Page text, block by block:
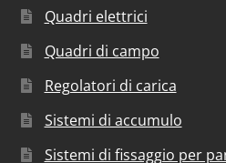
Quadri elettrici
Quadri di campo
Regolatori di carica
Sistemi di accumulo
Sistemi di fissaggio per